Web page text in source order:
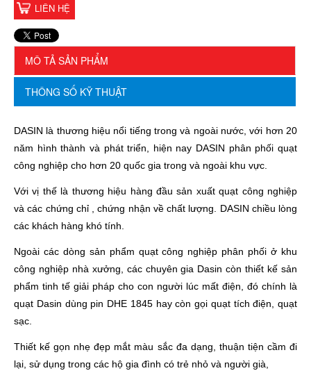
LIÊN HỆ
MÔ TẢ SẢN PHẨM
THÔNG SỐ KỸ THUẬT
DASIN là thương hiệu nổi tiếng trong và ngoài nước, với hơn 20
năm hình thành và phát triển, hiện nay DASIN phân phối quạt
công nghiệp cho hơn 20 quốc gia trong và ngoài khu vực.
Với vị thế là thương hiệu hàng đầu sản xuất quạt công nghiệp
và các chứng chỉ , chứng nhận về chất lượng. DASIN chiều lòng
các khách hàng khó tính.
Ngoài các dòng sản phẩm quạt công nghiệp phân phối ở khu
công nghiệp nhà xưởng, các chuyên gia Dasin còn thiết kế sản
phẩm tinh tế giải pháp cho con người lúc mất điện, đó chính là
quạt Dasin dùng pin DHE 1845 hay còn gọi quạt tích điện, quạt
sạc.
Thiết kế gọn nhẹ đẹp mắt màu sắc đa dạng, thuận tiện cầm đi
lại, sử dụng trong các hộ gia đình có trẻ nhỏ và người già,